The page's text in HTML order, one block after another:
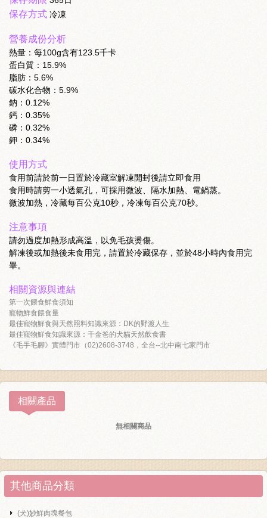
保存方式 冷凍
營養成份分析
熱量：每100g含有123.5千卡
蛋白質：15.9%
脂肪：5.6%
碳水化合物：5.9%
鈉：0.12%
鈣：0.35%
磷：0.32%
鉀：0.34%
使用方式
食用前請於前一日置於冷藏室解凍開封後請立即食用
食用時請剪一小透氣孔，可採用微波、隔水加熱、電鍋蒸。
微波加熱，冷藏每百公克10秒，冷凍每百公克70秒。
注意事項
請勿過度加熱形成高溫，以免毛孩燙傷。
解凍後或加熱後未食用完，請置於冷藏保存，並於48小時內食用完
畢。
相關資源與連結
第一次餵食鮮食須知
寵物鮮食餵食量
最佳寵物鮮食與天然照料知識來源：DK的野渡人生
最佳寵物鮮食知識來源：千金爸的犬貓天然飲食書
《毛手毛腳》實體門市（02)2608-3748，全台--北中南七家門市
相關產品
無相關商品
其他商品分類
(犬)妙鮮肉塊餐包